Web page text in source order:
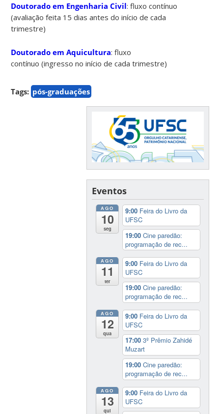
Doutorado em Engenharia Civil: fluxo contínuo
(avaliação feita 15 dias antes do início de cada
trimestre)
Doutorado em Aquicultura: fluxo
contínuo (ingresso no início de cada trimestre)
Tags: pós-graduações
Eventos
AGO
10
seg
9:00 Feira do Livro da
UFSC
19:00Cine paredão:
programação de rec...
AGO
11
ter
9:00 Feira do Livro da
UFSC
19:00Cine paredão:
programação de rec...
AGO
12
qua
9:00 Feira do Livro da
UFSC
17:003º Prêmio Zahidé
Muzart
19:00Cine paredão:
programação de rec...
AGO
13
qui
9:00 Feira do Livro da
UFSC